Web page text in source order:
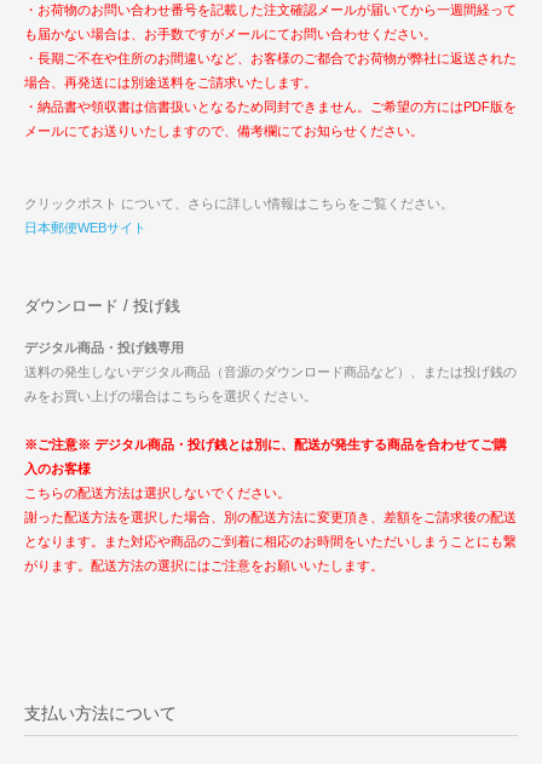
・お荷物のお問い合わせ番号を記載した注文確認メールが届いてから一週間経って
も届かない場合は、お手数ですがメールにてお問い合わせください。
・長期ご不在や住所のお間違いなど、お客様のご都合でお荷物が弊社に返送された
場合、再発送には別途送料をご請求いたします。
・納品書や領収書は信書扱いとなるため同封できません。ご希望の方にはPDF版を
メールにてお送りいたしますので、備考欄にてお知らせください。
クリックポスト について、さらに詳しい情報はこちらをご覧ください。
日本郵便WEBサイト
ダウンロード / 投げ銭
デジタル商品・投げ銭専用
送料の発生しないデジタル商品（音源のダウンロード商品など）、または投げ銭の
みをお買い上げの場合はこちらを選択ください。
※ご注意※ デジタル商品・投げ銭とは別に、配送が発生する商品を合わせてご購
入のお客様
こちらの配送方法は選択しないでください。
謝った配送方法を選択した場合、別の配送方法に変更頂き、差額をご請求後の配送
となります。また対応や商品のご到着に相応のお時間をいただいしまうことにも繋
がります。配送方法の選択にはご注意をお願いいたします。
支払い方法について